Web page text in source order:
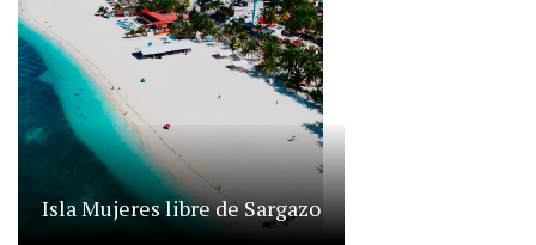
Isla Mujeres libre de Sargazo